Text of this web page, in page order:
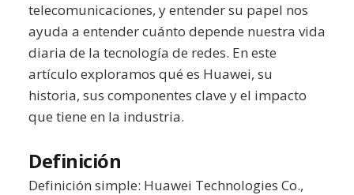
telecomunicaciones, y entender su papel nos
ayuda a entender cuánto depende nuestra vida
diaria de la tecnología de redes. En este
artículo exploramos qué es Huawei, su
historia, sus componentes clave y el impacto
que tiene en la industria.
Definición
Definición simple: Huawei Technologies Co.,